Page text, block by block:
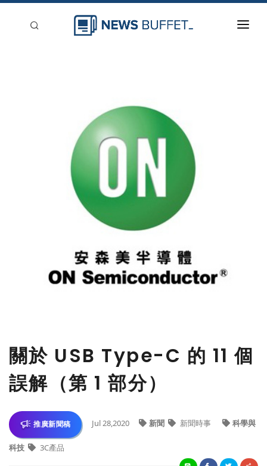
關於 USB Type-C 的 11 個
誤解（第 1 部分）
推廣新聞稿 Jul 28,2020 新聞 新聞時事 科學與
科技 3C產品